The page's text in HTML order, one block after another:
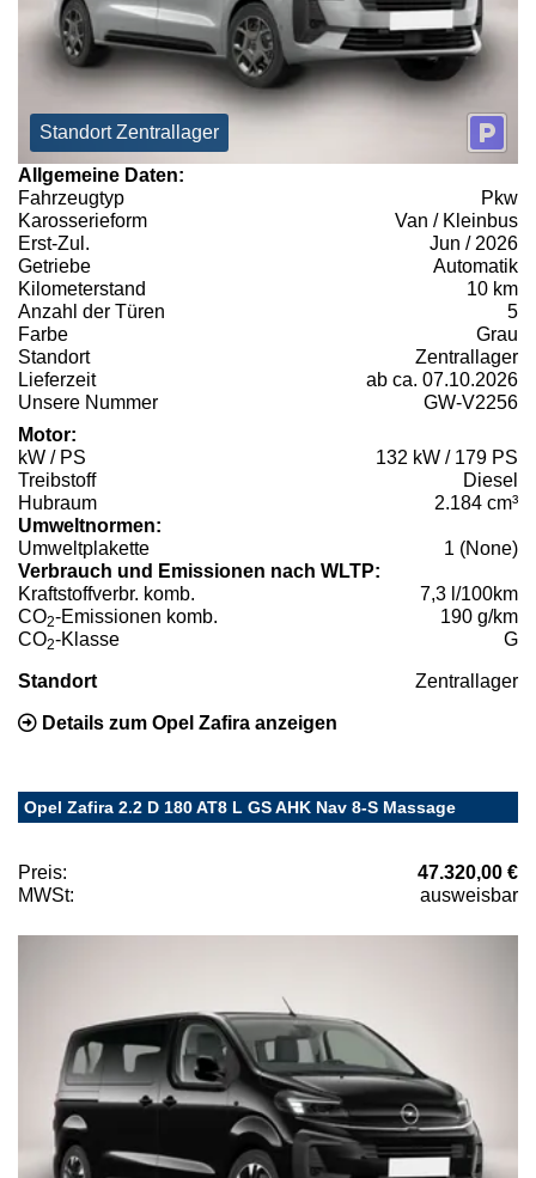
Standort Zentrallager
Allgemeine Daten:
Fahrzeugtyp
Pkw
Karosserieform
Van / Kleinbus
Erst-Zul.
Jun / 2026
Getriebe
Automatik
Kilometerstand
10 km
Anzahl der Türen
5
Farbe
Grau
Standort
Zentrallager
Lieferzeit
ab ca. 07.10.2026
Unsere Nummer
GW-V2256
Motor:
kW / PS
132 kW / 179 PS
Treibstoff
Diesel
Hubraum
2.184 cm³
Umweltnormen:
Umweltplakette
1 (None)
Verbrauch und Emissionen nach WLTP:
Kraftstoffverbr. komb.
7,3 l/100km
CO2-Emissionen komb.
190 g/km
CO2-Klasse G
Standort Zentrallager
Details zum Opel Zafira anzeigen
Opel Zafira 2.2 D 180 AT8 L GS AHK Nav 8-S Massage
Preis:
47.320,00 €
MWSt:
ausweisbar